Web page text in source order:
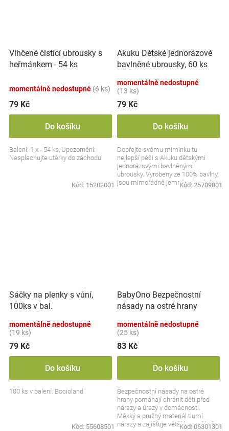
Vlhčené čistící ubrousky s
heřmánkem - 54 ks
momentálně nedostupné (6 ks)
79 Kč
Do košíku
Balení: 1 x - 54 ks, Upozornění:
Nesplachujte utěrky do záchodu!
Kód: 15202001
Akuku Dětské jednorázové
bavlněné ubrousky, 60 ks
momentálně nedostupné
(13 ks)
79 Kč
Do košíku
Dopřejte svému miminku tu
nejlepší péči s Akuku dětskými
jednorázovými bavlněnými
ubrousky. Vyrobeny ze 100% bavlny,
jsou mimořádně jemné a vhodné
Kód: 25709801
Sáčky na plenky s vůní,
100ks v bal.
momentálně nedostupné
(19 ks)
79 Kč
Do košíku
100 ks v balení. Bocioland
Kód: 55608501
BabyOno Bezpečnostní
násady na ostré hrany
momentálně nedostupné
(25 ks)
83 Kč
Do košíku
Bezpečnostní násady na ostré
hrany pomáhají chránit děti před
nárazy a úrazy v domácnosti.
Měkký a pružný materiál tlumí
nárazy a zajišťuje větší bezpečí při
Kód: 06301301